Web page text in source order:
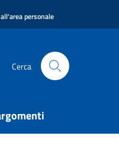
personale
Cerca